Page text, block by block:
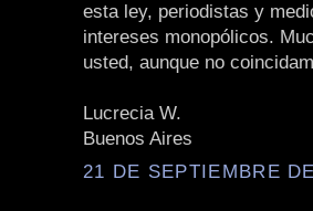
esta ley, periodistas y
intereses monopólicos.
usted, aunque no
Lucrecia W.
Buenos Aires
21 DE SEPTIEMBRE